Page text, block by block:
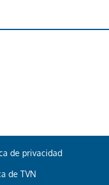
boletín.
ACEPTAR
de privacidad
de TVN